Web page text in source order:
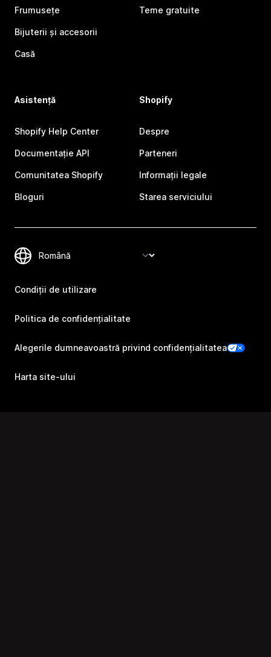
Frumusețe
Bijuterii și accesorii
Casă
Teme gratuite
Asistență
Shopify Help Center
Documentație API
Comunitatea Shopify
Bloguri
Shopify
Despre
Parteneri
Informații legale
Starea serviciului
Condiții de utilizare
Politica de confidențialitate
Alegerile dumneavoastră privind confidențialitatea
Harta site-ului